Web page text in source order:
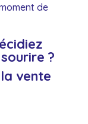
de
?
vente